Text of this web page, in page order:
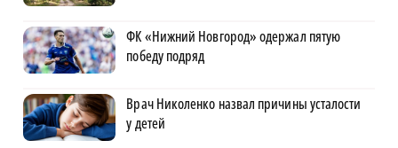
ФК «Нижний Новгород» одержал пятую
победу подряд
Врач Николенко назвал причины усталости
у детей